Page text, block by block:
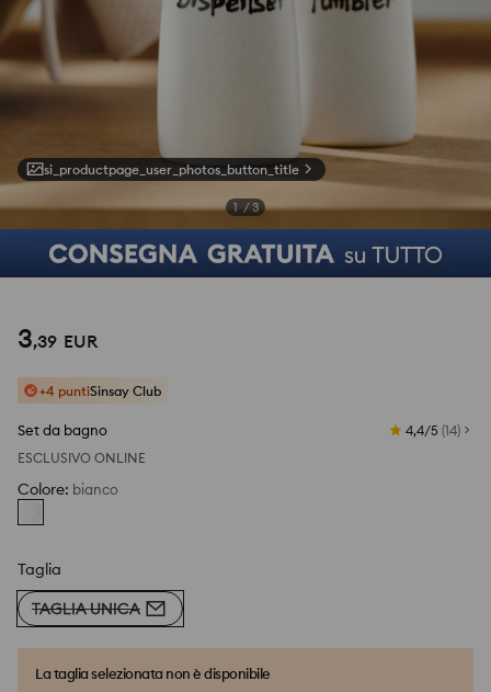
si_productpage_user_photos_button_title
1 /3
3,39 EUR
+4 puntiSinsay Club
Set da bagno 4,4/5 (14)
ESCLUSIVO ONLINE
Colore: bianco
Taglia
TAGLIA UNICA
La taglia selezionata non è disponibile